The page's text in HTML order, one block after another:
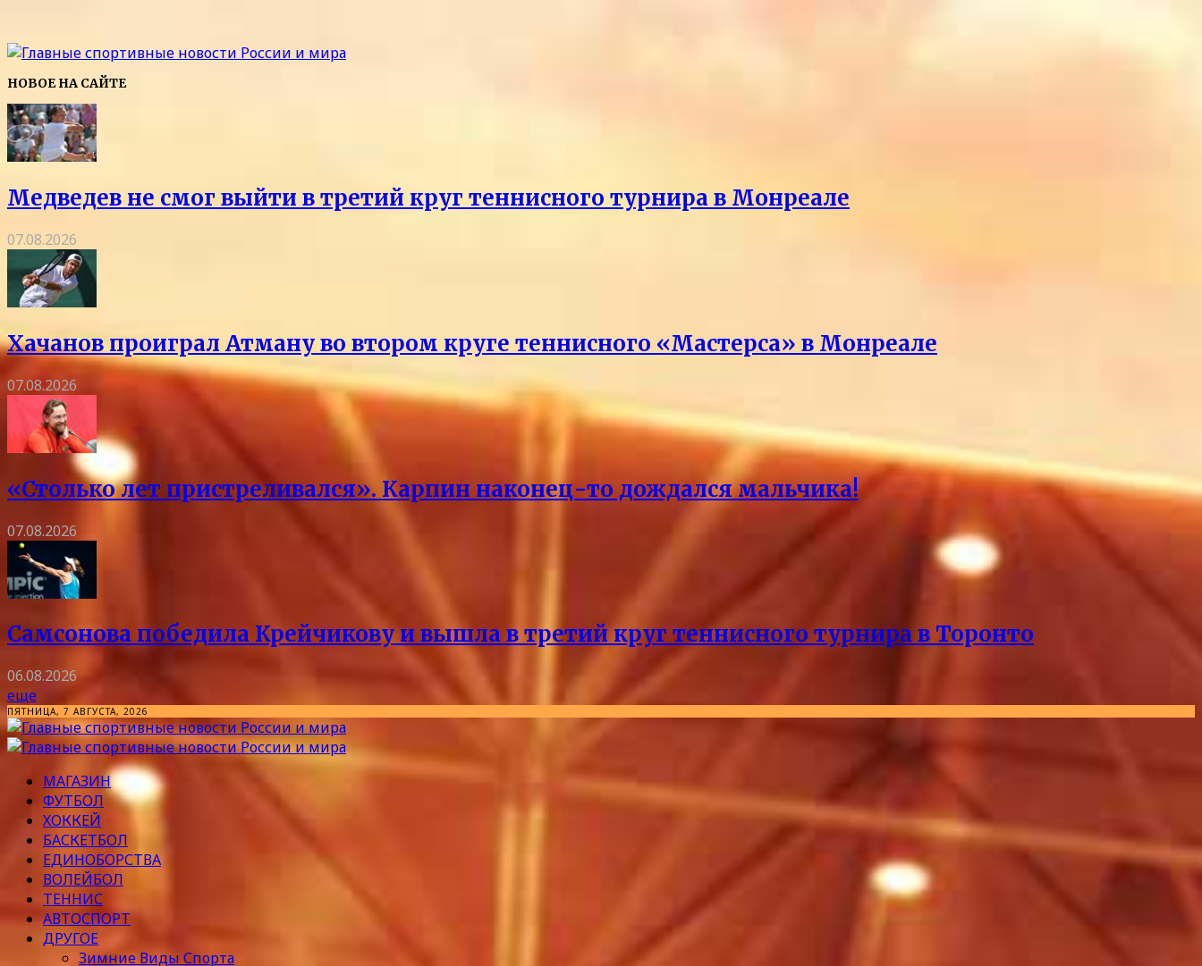
НОВОЕ НА САЙТЕ
Медведев не смог выйти в третий круг теннисного турнира в Монреале
07.08.2026
Хачанов проиграл Атману во втором круге теннисного «Мастерса» в Монреале
07.08.2026
«Столько лет пристреливался». Карпин наконец-то дождался мальчика!
07.08.2026
Самсонова победила Крейчикову и вышла в третий круг теннисного турнира в Торонто
06.08.2026
еще
ПЯТНИЦА, 7 АВГУСТА, 2026
МАГАЗИН
ФУТБОЛ
ХОККЕЙ
БАСКЕТБОЛ
ЕДИНОБОРСТВА
ВОЛЕЙБОЛ
ТЕННИС
АВТОСПОРТ
ДРУГОЕ
Зимние Виды Спорта